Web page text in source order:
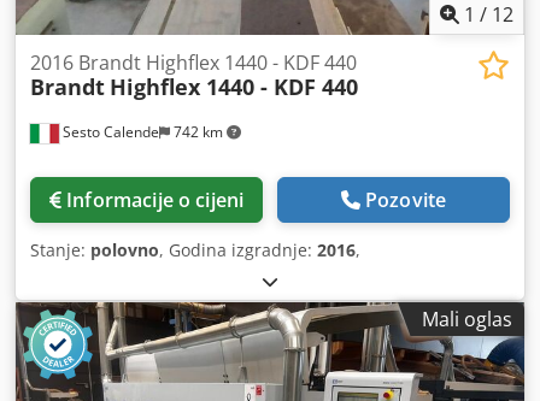
1 / 12
Sesto Calende 742 km
2016 Brandt Highflex 1440 - KDF 440
Brandt Highflex 1440 - KDF 440
Informacije o cijeni Pozovite
Stanje: polovno, Godina izgradnje: 2016,
Mali oglas